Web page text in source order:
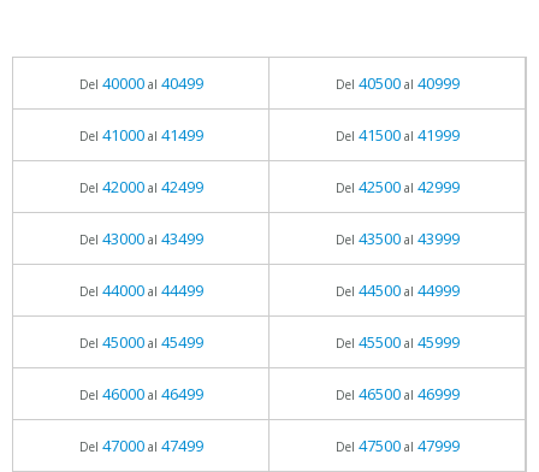
Del 40000al 40499 Del 40500al 40999
Del 41000al 41499 Del 41500al 41999
Del 42000al 42499 Del 42500al 42999
Del 43000al 43499 Del 43500al 43999
Del 44000al 44499 Del 44500al 44999
Del 45000al 45499 Del 45500al 45999
Del 46000al 46499 Del 46500al 46999
Del 47000al 47499 Del 47500al 47999